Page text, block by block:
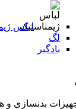
لباس
لگ
بادگیر
بدنسازی و